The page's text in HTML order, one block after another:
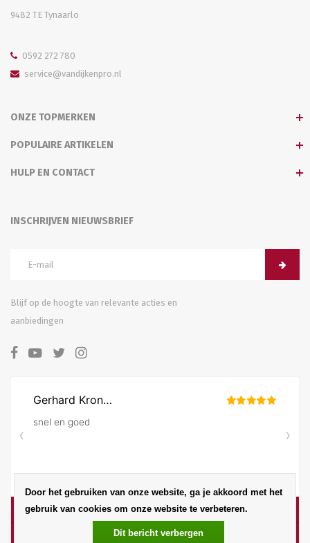
9482 TE Tynaarlo
0592 272 780
service@vandijkenpro.nl
ONZE TOPMERKEN
POPULAIRE ARTIKELEN
HULP EN CONTACT
INSCHRIJVEN NIEUWSBRIEF
Blijf op de hoogte van relevante acties en
aanbiedingen
Door het gebruiken van onze website, ga je akkoord met het
gebruik van cookies om onze website te verbeteren.
Dit bericht verbergen